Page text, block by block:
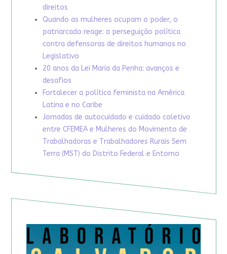
direitos
Quando as mulheres ocupam o poder, o
patriarcado reage: a perseguição política
contra defensoras de direitos humanos no
Legislativo
20 anos da Lei Maria da Penha: avanços e
desafios
Fortalecer a política feminista na América
Latina e no Caribe
Jornadas de autocuidado e cuidado coletivo
entre CFEMEA e Mulheres do Movimento de
Trabalhadoras e Trabalhadores Rurais Sem
Terra (MST) do Distrito Federal e Entorno